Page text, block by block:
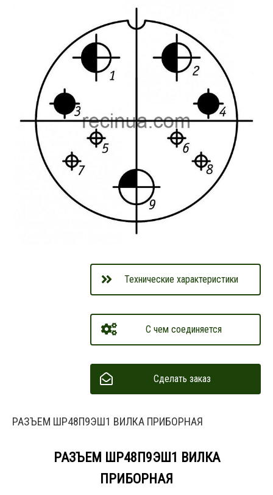
Технические характеристики
С чем соединяется
Сделать заказ
РАЗЪЕМ ШР48П9ЭШ1 ВИЛКА ПРИБОРНАЯ
РАЗЪЕМ ШР48П9ЭШ1 ВИЛКА
ПРИБОРНАЯ